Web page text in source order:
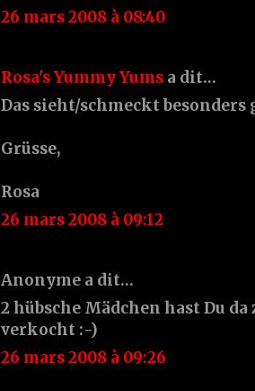
26 mars 2008 à 08:40
Rosa's Yummy Yums a dit…
Das sieht/schmeckt besonders
Grüsse,
Rosa
26 mars 2008 à 09:12
Anonyme a dit…
2 hübsche Mädchen hast Du
verkocht :-)
26 mars 2008 à 09:26